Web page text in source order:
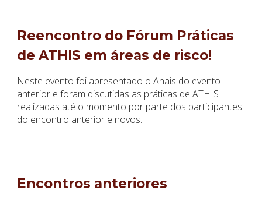
Reencontro do Fórum Práticas
de ATHIS em áreas de risco!
Neste evento foi apresentado o Anais do evento
anterior e foram discutidas as práticas de ATHIS
realizadas até o momento por parte dos participantes
do encontro anterior e novos.
Encontros anteriores